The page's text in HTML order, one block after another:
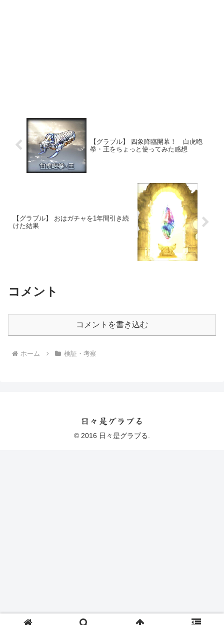
【グラブル】 四象降臨開幕！ 白虎咆
拳・王をちょっと使ってみた感想
【グラブル】 おはガチャを1年間引き続
けた結果
コメント
コメントを書き込む
ホーム 検証・考察
日々是グラブる
© 2016 日々是グラブる.